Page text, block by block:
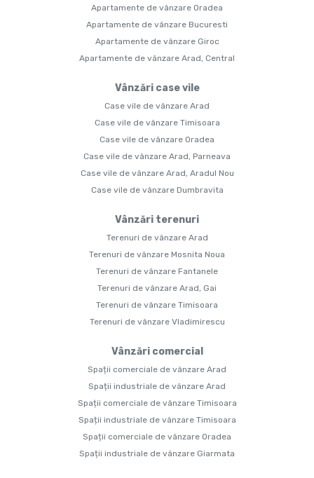
Apartamente de vânzare Oradea
Apartamente de vânzare Bucuresti
Apartamente de vânzare Giroc
Apartamente de vânzare Arad, Central
Vânzări case vile
Case vile de vânzare Arad
Case vile de vânzare Timisoara
Case vile de vânzare Oradea
Case vile de vânzare Arad, Parneava
Case vile de vânzare Arad, Aradul Nou
Case vile de vânzare Dumbravita
Vânzări terenuri
Terenuri de vânzare Arad
Terenuri de vânzare Mosnita Noua
Terenuri de vânzare Fantanele
Terenuri de vânzare Arad, Gai
Terenuri de vânzare Timisoara
Terenuri de vânzare Vladimirescu
Vânzări comercial
Spații comerciale de vânzare Arad
Spații industriale de vânzare Arad
Spații comerciale de vânzare Timisoara
Spații industriale de vânzare Timisoara
Spații comerciale de vânzare Oradea
Spații industriale de vânzare Giarmata